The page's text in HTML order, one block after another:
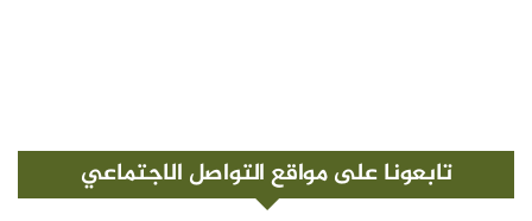
تابعونا على مواقع التواصل الاجتماعي